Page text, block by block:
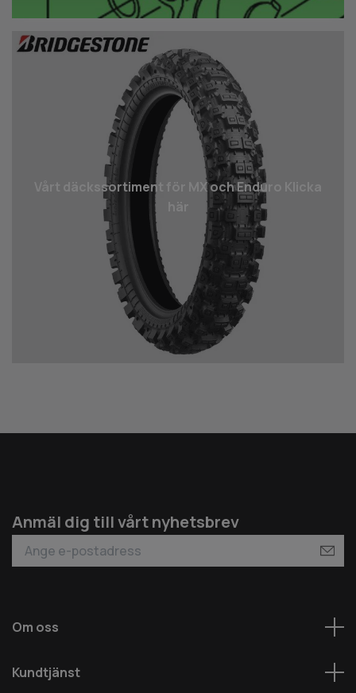
Vårt däcks­sortiment för MX och Enduro Klicka
Anmäl dig till vårt nyhetsbrev
Om oss
Kundtjänst